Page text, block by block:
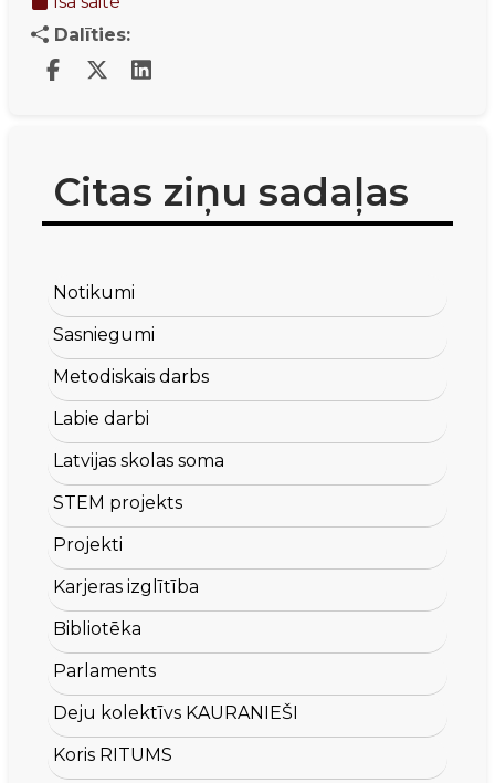
Dalīties:
Citas ziņu sadaļas
Notikumi
Sasniegumi
Metodiskais darbs
Labie darbi
Latvijas skolas soma
STEM projekts
Projekti
Karjeras izglītība
Bibliotēka
Parlaments
Deju kolektīvs KAURANIEŠI
Koris RITUMS